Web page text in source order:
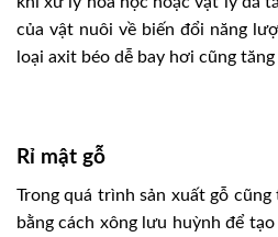
của vật nuôi về biến đổi năng
loại axit béo dễ bay hơi cũng tăng
Rỉ mật gỗ
Trong quá trình sản xuất gỗ
bằng cách xông lưu huỳnh để